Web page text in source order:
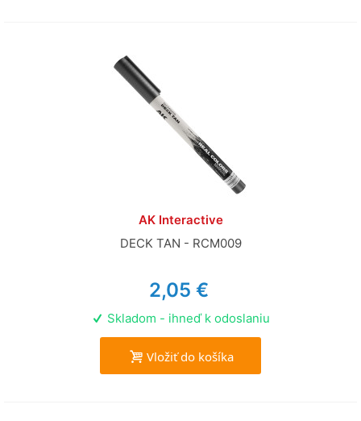
AK Interactive
DECK TAN - RCM009
2,05 €
Skladom - ihneď k odoslaniu
Vložiť do košíka